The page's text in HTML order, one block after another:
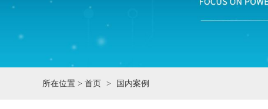
所在位置 > 首页 国内案例